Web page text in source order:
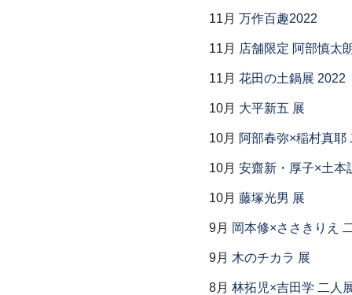
11月 万作百趣2022
11月 店舗限定 阿部慎太
11月 花田の土鍋展 2022
10月 大平新五 展
10月 阿部春弥×稲村真耶
10月 安齋新・厚子×土本
10月 藤塚光男 展
9月 岡本修×ささきりえ
9月 木のチカラ 展
8月 林拓児×吉田学 二人